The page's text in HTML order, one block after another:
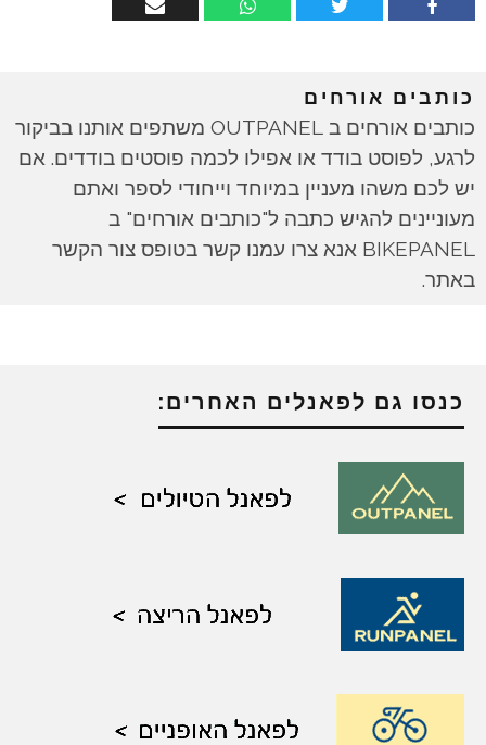
כותבים אורחים
כותבים אורחים ב OUTPANEL משתפים אותנו בביקור
לרגע, לפוסט בודד או אפילו לכמה פוסטים בודדים. אם
יש לכם משהו מעניין במיוחד וייחודי לספר ואתם
מעוניינים להגיש כתבה ל"כותבים אורחים" ב
BIKEPANEL אנא צרו עמנו קשר בטופס צור הקשר
באתר.
כנסו גם לפאנלים האחרים: